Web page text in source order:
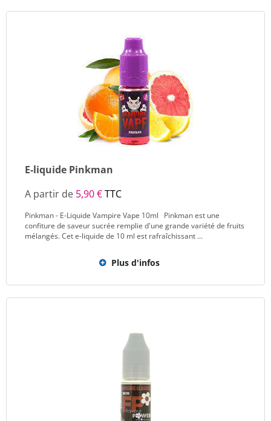
E-liquide Pinkman
A partir de 5,90 €TTC
Pinkman - E-Liquide Vampire Vape 10ml Pinkman est une
confiture de saveur sucrée remplie d'une grande variété de fruits
mélangés. Cet e-liquide de 10 ml est rafraîchissant ...
Plus d'infos